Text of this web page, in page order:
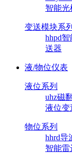
智能光
变送模块系列
hhpd
送器
液/物位仪表
液位系列
uhz磁
液位变
物位系列
hhrd导
智能雷